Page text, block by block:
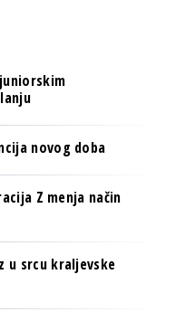
novog doba
Z menja način
u srcu kraljevske